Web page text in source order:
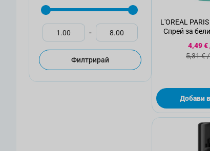
-
Филтрирай
L'OREAL
Спрей за
4,49 €
5,31 €
Добави